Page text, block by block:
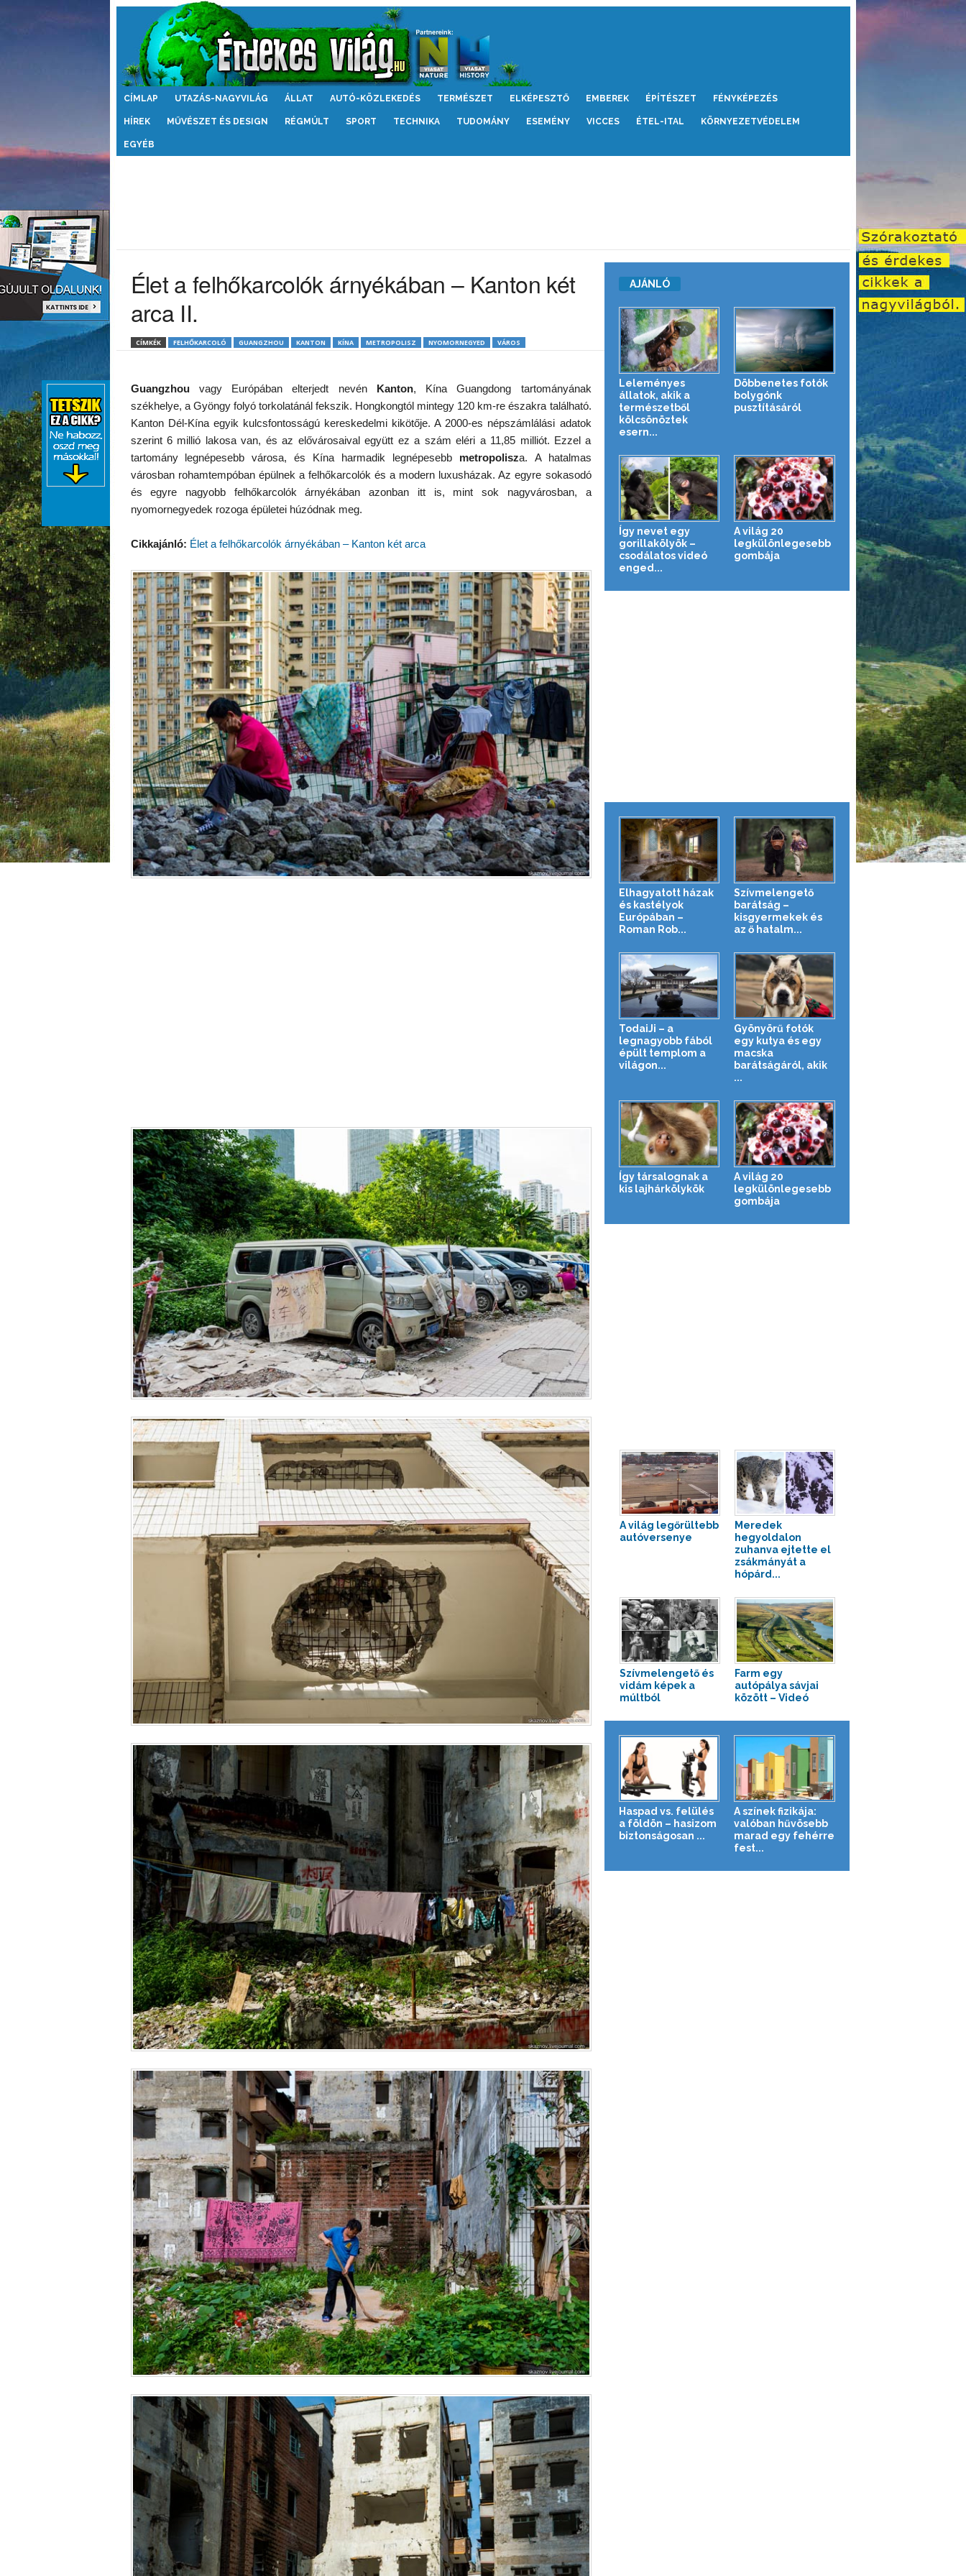
Érdekes
CÍMLAP UTAZÁS-NAGYVILÁG ÁLLAT AUTÓ-KÖZLEKEDÉS TERMÉSZET ELKÉPESZTŐ EMBEREK ÉPÍTÉSZET FÉNYKÉPEZÉS
HÍREK MŰVÉSZET ÉS DESIGN RÉGMÚLT SPORT TECHNIKA TUDOMÁNY ESEMÉNY VICCES ÉTEL-ITAL KÖRNYEZETVÉDELEM
EGYÉB
Élet a felhőkarcolók árnyékában – Kanton két
arca II.
CÍMKÉK FELHŐKARCOLÓ GUANGZHOU KANTON KÍNA METROPOLISZ NYOMORNEGYED VÁROS
Guangzhouvagy Európában elterjedt nevén Kanton, Kína Guangdong tartományának
székhelye, a Gyöngy folyó torkolatánál fekszik. Hongkongtól mintegy 120 km-re északra található.
Kanton Dél-Kína egyik kulcsfontosságú kereskedelmi kikötője. A 2000-es népszámlálási adatok
szerint 6 millió lakosa van, és az elővárosaival együtt ez a szám eléri a 11,85 milliót. Ezzel a
tartomány legnépesebb városa, és Kína harmadik legnépesebb metropolisza. A hatalmas
városban rohamtempóban épülnek a felhőkarcolók és a modern luxusházak. Az egyre sokasodó
és egyre nagyobb felhőkarcolók árnyékában azonban itt is, mint sok nagyvárosban, a
nyomornegyedek rozoga épületei húzódnak meg.
Cikkajánló: Élet a felhőkarcolók árnyékában – Kanton két arca
AJÁNLÓ
Leleményes
állatok, akik a
természetből
kölcsönöztek
esern...
Döbbenetes fotók
bolygónk
pusztításáról
Így nevet egy
gorillakölyök –
csodálatos videó
enged...
A világ 20
legkülönlegesebb
gombája
Elhagyatott házak
és kastélyok
Európában –
Roman Rob...
Szívmelengető
barátság –
kisgyermekek és
az ő hatalm...
TodaiJi – a
legnagyobb fából
épült templom a
világon...
Gyönyörű fotók
egy kutya és egy
macska
barátságáról, akik
...
Így társalognak a
kis lajhárkölykök
A világ 20
legkülönlegesebb
gombája
A világ legőrültebb
autóversenye
Meredek
hegyoldalon
zuhanva ejtette el
zsákmányát a
hópárd...
Szívmelengető és
vidám képek a
múltból
Farm egy
autópálya sávjai
között – Videó
Haspad vs. felülés
a földön – hasizom
biztonságosan ...
A színek fizikája:
valóban hűvösebb
marad egy fehérre
fest...